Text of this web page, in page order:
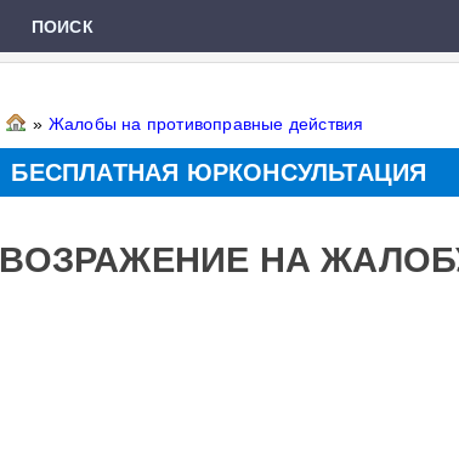
» Жалобы на противоправные действия
БЕСПЛАТНАЯ ЮРКОНСУЛЬТАЦИЯ
ВОЗРАЖЕНИЕ НА
ПОИСК